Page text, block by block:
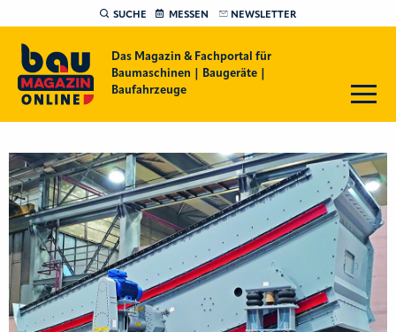
SUCHE MESSEN NEWSLETTER
Das Magazin & Fachportal für
Baumaschinen | Baugeräte |
Baufahrzeuge